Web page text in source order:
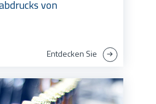
von
Entdecken Sie